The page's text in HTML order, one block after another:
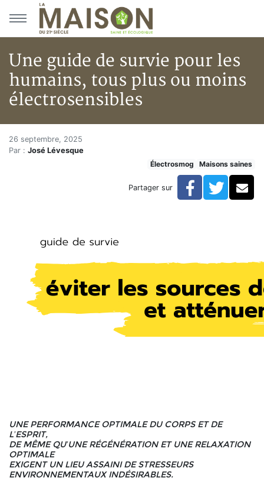
Aller au menu principal
Aller au contenu principal
Une guide de survie pour les
humains, tous plus ou moins
électrosensibles
Accueil
Articles
Hypersensibilités environnementales
Une guide de survie pour les humains, tous plus ou
Une guide de survie pour les
26 septembre, 2025
Par : José Lévesque
Électrosmog
Maisons saines
Partager sur Facebook
UNE PERFORMANCE OPTIMALE DU CORPS ET DE
L’ESPRIT,
DE MÊME QU’UNE RÉGÉNÉRATION ET UNE RELAXATION
OPTIMALE
EXIGENT UN LIEU ASSAINI DE STRESSEURS
ENVIRONNEMENTAUX INDÉSIRABLES.